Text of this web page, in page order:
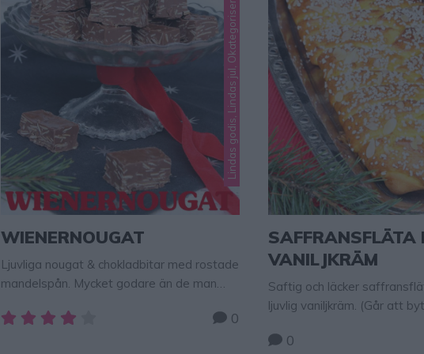
Lindas godis, Lindas jul, Okategoriserade
WIENERNOUGAT
Ljuvliga nougat & chokladbitar med rostade
mandelspån. Mycket godare än de man
0
SAFFRANSFLÄTA
VANILJKRÄM
Saftig och läcker
ljuvlig vaniljkräm. (Går att
0